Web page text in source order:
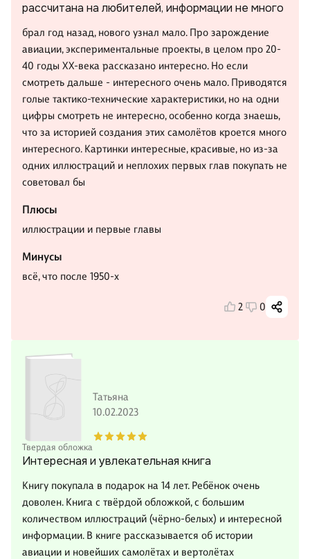
рассчитана на любителей, информации не много
брал год назад, нового узнал мало. Про зарождение
авиации, экспериментальные проекты, в целом про 20-
40 годы ХХ-века рассказано интересно. Но если
смотреть дальше - интересного очень мало. Приводятся
голые тактико-технические характеристики, но на одни
цифры смотреть не интересно, особенно когда знаешь,
что за историей создания этих самолётов кроется много
интересного. Картинки интересные, красивые, но из-за
одних иллюстраций и неплохих первых глав покупать не
советовал бы
Плюсы
иллюстрации и первые главы
Минусы
всё, что после 1950-х
2 0
Твердая обложка
Татьяна
10.02.2023
Интересная и увлекательная книга
Книгу покупала в подарок на 14 лет. Ребёнок очень
доволен. Книга с твёрдой обложкой, с большим
количеством иллюстраций (чёрно-белых) и интересной
информации. В книге рассказывается об истории
авиации и новейших самолётах и вертолётах